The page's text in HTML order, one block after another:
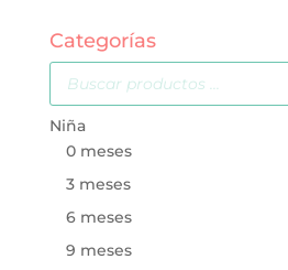
Categorías
Búsqueda
de
productos
Niña
0 meses
3 meses
6 meses
9 meses